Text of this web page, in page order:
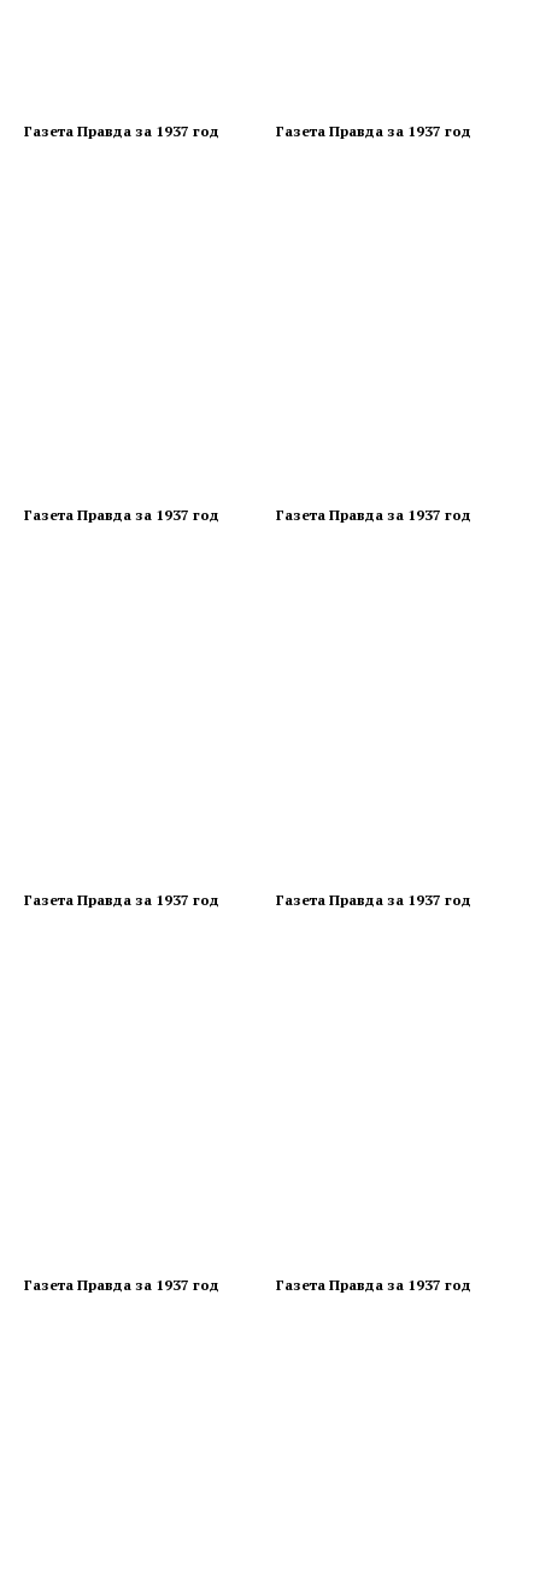
Газета Правда за 1937 год Газета Правда за 1937 год
Газета Правда за 1937 год Газета Правда за 1937 год
Газета Правда за 1937 год Газета Правда за 1937 год
Газета Правда за 1937 год Газета Правда за 1937 год